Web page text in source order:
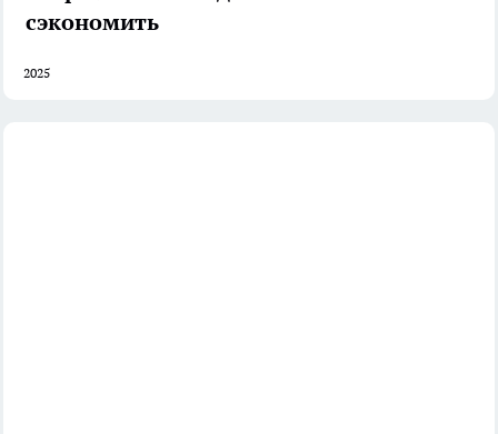
сэкономить
2025